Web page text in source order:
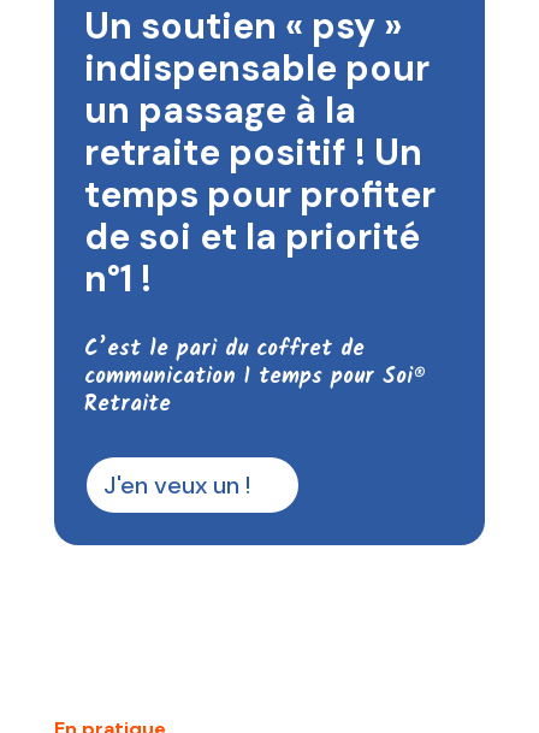
Un soutien « psy »
indispensable pour
un passage à la
retraite positif ! Un
temps pour profiter
de soi et la priorité
n°1 !
C’est le pari du coffret de
communication 1 temps pour Soi®
Retraite
J'en veux un !